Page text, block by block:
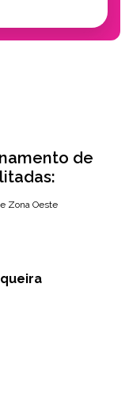
de
Zona Oeste